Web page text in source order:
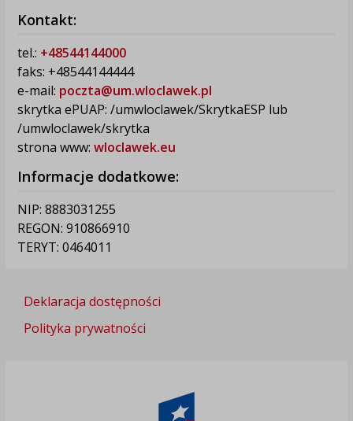
Kontakt:
tel.: +48544144000
faks: +48544144444
e-mail: poczta@um.wloclawek.pl
skrytka ePUAP: /umwloclawek/SkrytkaESP lub
/umwloclawek/skrytka
strona www: wloclawek.eu
Informacje dodatkowe:
NIP: 8883031255
REGON: 910866910
TERYT: 0464011
Deklaracja dostępności
Polityka prywatności